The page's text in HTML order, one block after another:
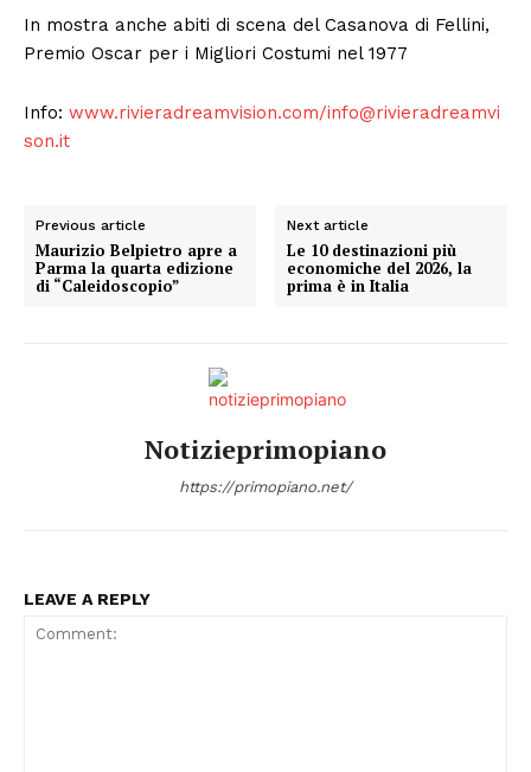
In mostra anche abiti di scena del Casanova di Fellini,
Premio Oscar per i Migliori Costumi nel 1977
Info: www.rivieradreamvision.com/info@rivieradreamvi
son.it
Previous article
Maurizio Belpietro apre a
Parma la quarta edizione
di “Caleidoscopio”
Next article
Le 10 destinazioni più
economiche del 2026, la
prima è in Italia
Notizieprimopiano
https://primopiano.net/
LEAVE A REPLY